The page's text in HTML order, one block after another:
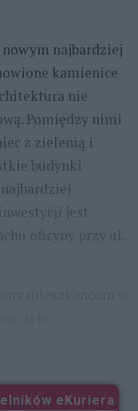
najbardziej
kamienice
nie
Pomiędzy nimi
z zielenią i
budynki
jest
eKuriera